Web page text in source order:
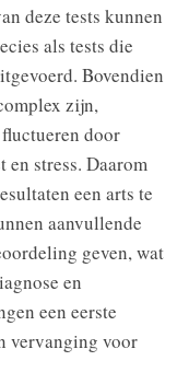
deze tests kunnen
als tests die
Bovendien
zijn,
door
stress. Daarom
een arts te
aanvullende
geven, wat
en
een eerste
vervanging voor